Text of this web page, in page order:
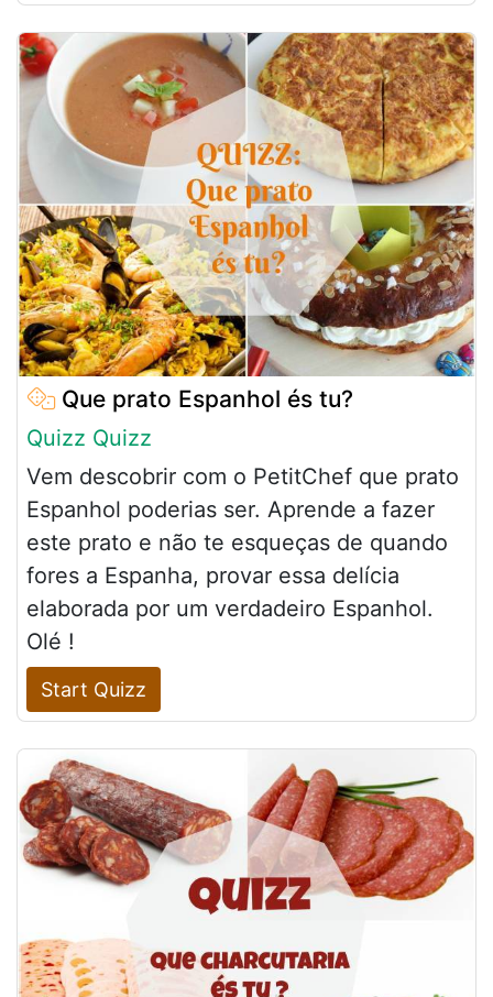
Que prato Espanhol és tu?
Quizz Quizz
Vem descobrir com o PetitChef que prato
Espanhol poderias ser. Aprende a fazer
este prato e não te esqueças de quando
fores a Espanha, provar essa delícia
elaborada por um verdadeiro Espanhol.
Olé !
Start Quizz